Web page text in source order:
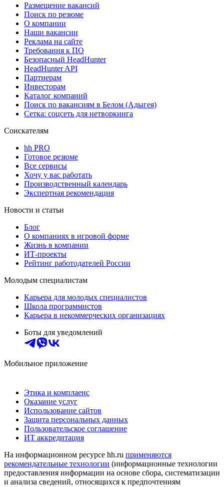
Размещение вакансий
Поиск по резюме
О компании
Наши вакансии
Реклама на сайте
Требования к ПО
Безопасный HeadHunter
HeadHunter API
Партнерам
Инвесторам
Каталог компаний
Поиск по вакансиям в Белом (Адыгея)
Сетка: соцсеть для нетворкинга
Соискателям
hh PRO
Готовое резюме
Все сервисы
Хочу у вас работать
Производственный календарь
Экспертная рекомендация
Новости и статьи
Блог
О компаниях в игровой форме
Жизнь в компании
ИТ-проекты
Рейтинг работодателей России
Молодым специалистам
Карьера для молодых специалистов
Школа программистов
Карьера в некоммерческих организациях
Боты для уведомлений
Мобильное приложение
Этика и комплаенс
Оказание услуг
Использование сайтов
Защита персональных данных
Пользовательское соглашение
ИТ аккредитация
На информационном ресурсе hh.ru применяются
рекомендательные технологии (информационные технологии
предоставления информации на основе сбора, систематизации
и анализа сведений, относящихся к предпочтениям